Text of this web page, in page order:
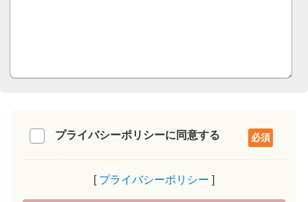
プライバシーポリシーに同意する
プライバシーポリシー